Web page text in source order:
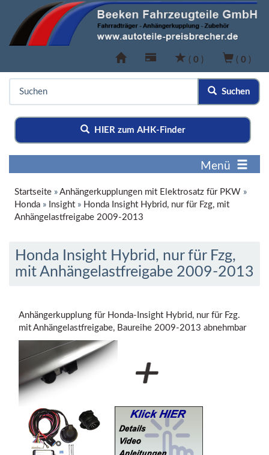
( 0 ) ( 0 )
Suchen
HIER zum AHK-Finder
Menü
Startseite » Anhängerkupplungen mit Elektrosatz für PKW »
Honda » Insight » Honda Insight Hybrid, nur für Fzg, mit
Anhängelastfreigabe 2009-2013
Honda Insight Hybrid, nur für Fzg,
mit Anhängelastfreigabe 2009-2013
Anhängerkupplung für Honda-Insight Hybrid, nur für Fzg.
mit Anhängelastfreigabe, Baureihe 2009-2013 abnehmbar